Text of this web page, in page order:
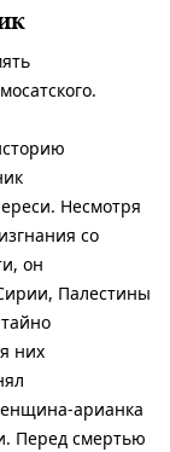
Несмотря
со
он
Палестины
них
арианка
Перед смертью